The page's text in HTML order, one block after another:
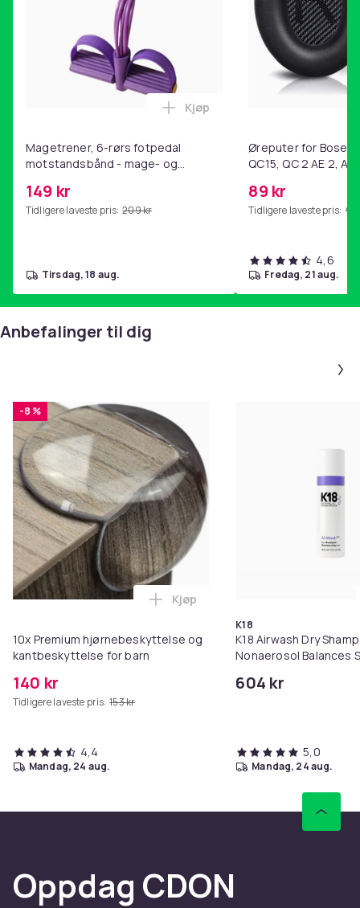
7f590938-55e7-4f8e-9bb4-112374cf84f7
Produktsikkerhetsinformasjon
Magetrener, 6-rørs fotpedal
motstandsbånd - mage- og
hjemmegymnastikk Purple
149 kr
Tidligere laveste pris: 209 kr
Legg Magetrener, 6-rørs
Kjøp
tirsdag, 18 aug.
Øreputer for Bose
QC15, QC 2 AE 2, AE
89 kr
Tidligere laveste pris: 99
4,6
fredag, 21 aug.
Anbefalinger til dig
-8 %
10x Premium hjørnebeskyttelse og
kantbeskyttelse for barn
140 kr
Tidligere laveste pris: 153 kr
Legg 10x Premium
Kjøp
4,4
mandag, 24 aug.
K18
K18 Airwash Dry
Nonaerosol Balances
604 kr
5,0
mandag, 24 aug.
Oppdag CDON